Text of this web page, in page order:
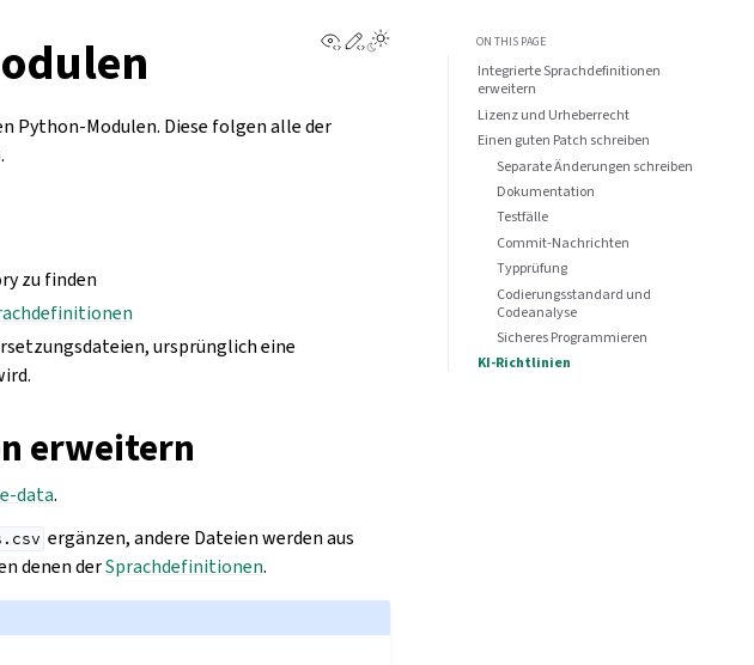
View this page
Edit this page
Python-Modulen. Diese folgen alle der
zu finden
ursprünglich eine
erweitern
data.
ergänzen, andere Dateien werden aus
denen derSprachdefinitionen.
ON THIS PAGE
Integrierte Sprachdefinitionen
erweitern
Lizenz und Urheberrecht
Einen guten Patch schreiben
Separate Änderungen schreiben
Dokumentation
Testfälle
Commit-Nachrichten
Typprüfung
Codierungsstandard und
Codeanalyse
Sicheres Programmieren
KI-Richtlinien